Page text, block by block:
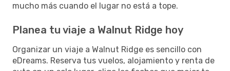
mucho más cuando el lugar no está a tope.
Planea tu viaje a Walnut Ridge hoy
Organizar un viaje a Walnut Ridge es sencillo con
eDreams. Reserva tus vuelos, alojamiento y renta de